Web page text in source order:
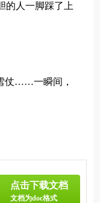
的人一脚踩了上
仗……一瞬间，
点击下载文档
文档为doc格式